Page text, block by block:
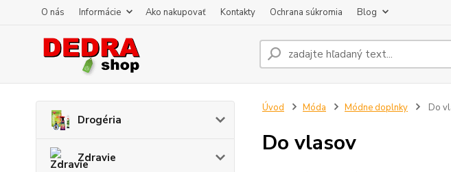
O nás Informácie Ako nakupovať Kontakty Ochrana súkromia Blog
Drogéria
Zdravie
Úvod Móda Módne doplnky Do
Do vlasov